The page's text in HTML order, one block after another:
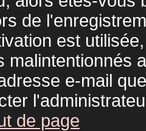
de
est
malintentionnés
e-mail
de page